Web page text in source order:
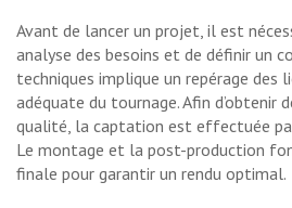
Avant de lancer un projet, il est
analyse des besoins et de définir un
techniques implique un repérage des
adéquate du tournage. Afin d’obtenir
qualité, la captation est effectuée
Le montage et la post-production
finale pour garantir un rendu optimal.